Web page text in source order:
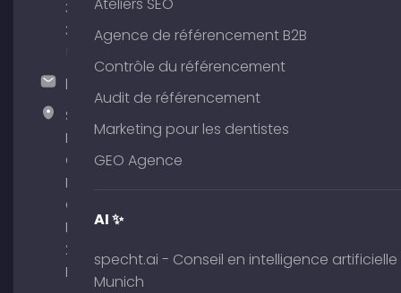
380
375
hallo@timospecht.de
Specht
Marketing
GmbH –
Palais am
Obelisk
Briennerstr.
29 80333
Munich
Agence de référencement B2B
Contrôle du référencement
Audit de référencement
Marketing pour les dentistes
GEO Agence
AI ✨
specht.ai - Conseil en intelligence artificielle
Munich